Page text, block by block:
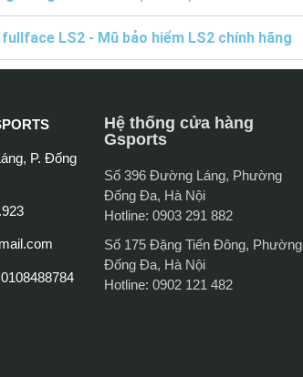
fullface LS2 - Mũ bảo hiểm LS2 chính hãng
P. Đống
Hệ thống cửa hàng
Gsports
Số 396 Đường Láng, Phường
Đống Đa, Hà Nội
Hotline: 0903 291 882
Số 175 Đặng Tiến Đông, Phường
Đống Đa, Hà Nội
Hotline: 0902 121 482